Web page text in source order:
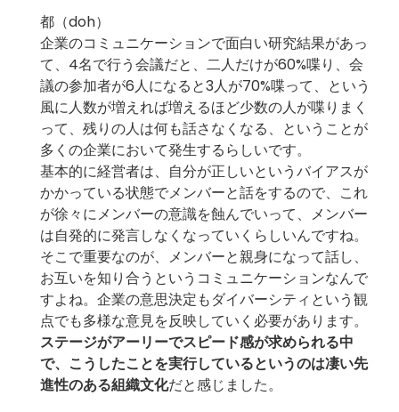
都（doh）
企業のコミュニケーションで面白い研究結果があっ
て、4名で行う会議だと、二人だけが60%喋り、会
議の参加者が6人になると3人が70%喋って、という
風に人数が増えれば増えるほど少数の人が喋りまく
って、残りの人は何も話さなくなる、ということが
多くの企業において発生するらしいです。
基本的に経営者は、自分が正しいというバイアスが
かかっている状態でメンバーと話をするので、これ
が徐々にメンバーの意識を蝕んでいって、メンバー
は自発的に発言しなくなっていくらしいんですね。
そこで重要なのが、メンバーと親身になって話し、
お互いを知り合うというコミュニケーションなんで
すよね。企業の意思決定もダイバーシティという観
点でも多様な意見を反映していく必要があります。
ステージがアーリーでスピード感が求められる中
で、こうしたことを実行しているというのは凄い先
進性のある組織文化だと感じました。